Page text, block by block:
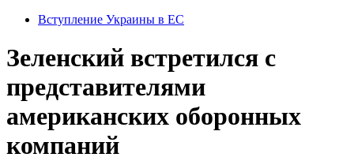
Вступление Украины в ЕС
Зеленский встретился с
представителями
американских оборонных
компаний